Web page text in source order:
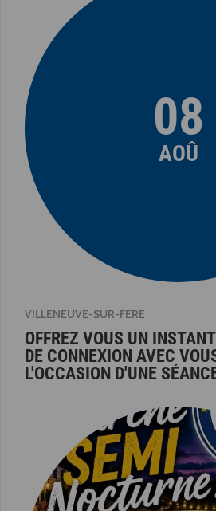
08
AOÛ
VILLENEUVE-SUR-FERE
OFFREZ VOUS UN
DE CONNEXION AVEC
L'OCCASION D'UNE